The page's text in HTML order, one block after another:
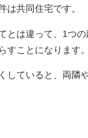
は共同住宅です。
とは違って、1つ
すことになります。
していると、両隣